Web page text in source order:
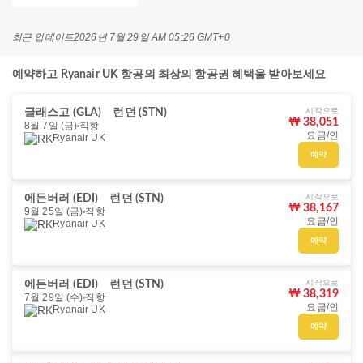
최근 업데이트2026년 7월 29일 AM 05:26 GMT+0
예약하고 Ryanair UK 항공의 최상의 항공권 혜택을 받아보세요
글래스고 (GLA)
런던 (STN)
8월 7일 (금) 직항
Ryanair UK
시작으로
₩ 38,051
요금/인
예약
에든버러 (EDI)
런던 (STN)
9월 25일 (금) 직항
Ryanair UK
시작으로
₩ 38,167
요금/인
예약
에든버러 (EDI)
런던 (STN)
7월 29일 (수) 직항
Ryanair UK
시작으로
₩ 38,319
요금/인
예약